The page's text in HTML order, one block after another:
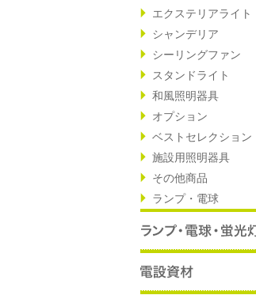
エクステリアライト
シャンデリア
シーリングファン
スタンドライト
和風照明器具
オプション
ベストセレクション
施設用照明器具
その他商品
ランプ・電球